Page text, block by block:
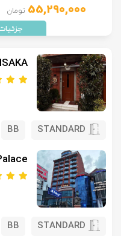
55,290,000 تومان
ISAKA
STANDARD
BB
STANDARD
BB
تور چابهار
تور مرداب هسل
تور کاشان
تور ترکمن صحرا
تور آفرود